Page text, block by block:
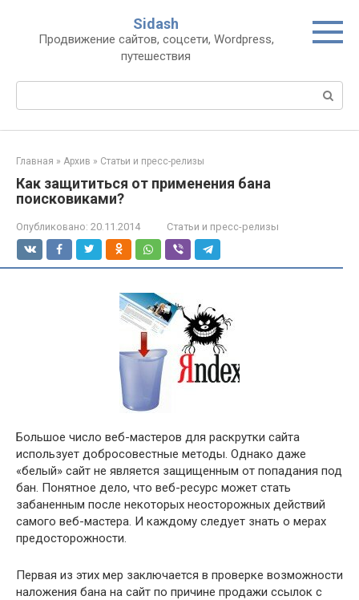
контенту
Sidash
Продвижение сайтов, соцсети, Wordpress,
путешествия
Главная » Архив » Статьи и пресс-релизы
Как защититься от применения бана
поисковиками?
Опубликовано: 20.11.2014 Статьи и пресс-релизы
Большое число веб-мастеров для раскрутки сайта
использует добросовестные методы. Однако даже
«белый» сайт не является защищенным от попадания под
бан. Понятное дело, что веб-ресурс может стать
забаненным после некоторых неосторожных действий
самого веб-мастера. И каждому следует знать о мерах
предосторожности.
Первая из этих мер заключается в проверке возможности
наложения бана на сайт по причине продажи ссылок с